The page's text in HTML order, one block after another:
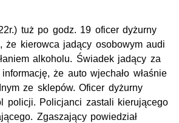
tuż po godz. 19 oficer dyżurny
że kierowca jadący osobowym audi
alkoholu. Świadek jadący za
że auto wjechało właśnie
ze sklepów. Oficer dyżurny
policji. Policjanci zastali kierującego
Zgaszający powiedział